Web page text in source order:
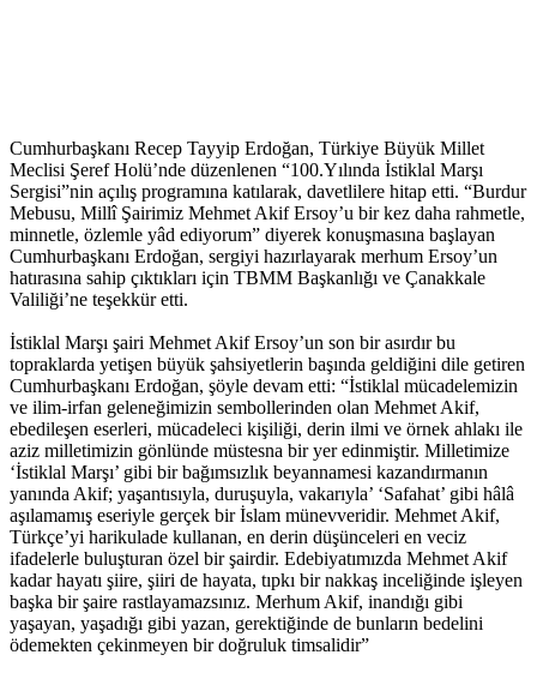
Cumhurbaşkanı Recep Tayyip Erdoğan, Türkiye Büyük Millet
Meclisi Şeref Holü’nde düzenlenen “100.Yılında İstiklal Marşı
Sergisi”nin açılış programına katılarak, davetlilere hitap etti. “Burdur
Mebusu, Millî Şairimiz Mehmet Akif Ersoy’u bir kez daha rahmetle,
minnetle, özlemle yâd ediyorum” diyerek konuşmasına başlayan
Cumhurbaşkanı Erdoğan, sergiyi hazırlayarak merhum Ersoy’un
hatırasına sahip çıktıkları için TBMM Başkanlığı ve Çanakkale
Valiliği’ne teşekkür etti.
İstiklal Marşı şairi Mehmet Akif Ersoy’un son bir asırdır bu
topraklarda yetişen büyük şahsiyetlerin başında geldiğini dile getiren
Cumhurbaşkanı Erdoğan, şöyle devam etti: “İstiklal mücadelemizin
ve ilim-irfan geleneğimizin sembollerinden olan Mehmet Akif,
ebedileşen eserleri, mücadeleci kişiliği, derin ilmi ve örnek ahlakı ile
aziz milletimizin gönlünde müstesna bir yer edinmiştir. Milletimize
‘İstiklal Marşı’ gibi bir bağımsızlık beyannamesi kazandırmanın
yanında Akif; yaşantısıyla, duruşuyla, vakarıyla’ ‘Safahat’ gibi hâlâ
aşılamamış eseriyle gerçek bir İslam münevveridir. Mehmet Akif,
Türkçe’yi harikulade kullanan, en derin düşünceleri en veciz
ifadelerle buluşturan özel bir şairdir. Edebiyatımızda Mehmet Akif
kadar hayatı şiire, şiiri de hayata, tıpkı bir nakkaş inceliğinde işleyen
başka bir şaire rastlayamazsınız. Merhum Akif, inandığı gibi
yaşayan, yaşadığı gibi yazan, gerektiğinde de bunların bedelini
ödemekten çekinmeyen bir doğruluk timsalidir”